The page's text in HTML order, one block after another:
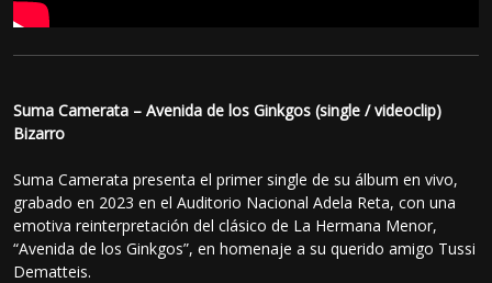
Suma Camerata – Avenida de los Ginkgos (single / videoclip)
Bizarro
Suma Camerata presenta el primer single de su álbum en vivo,
grabado en 2023 en el Auditorio Nacional Adela Reta, con una
emotiva reinterpretación del clásico de La Hermana Menor,
“Avenida de los Ginkgos”, en homenaje a su querido amigo Tussi
Dematteis.